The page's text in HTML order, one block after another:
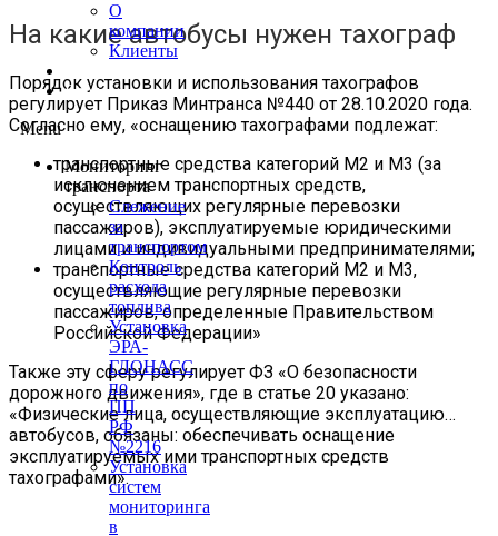
О
компании
Клиенты
Блог
Menu
Мониторинг
транспорта
Слежение
за
транспортом
Контроль
расхода
топлива
Установка
ЭРА-
ГЛОНАСС
по
ПП
РФ
№2216
Установка
систем
мониторинга
в
На какие автобусы нужен тахограф
Порядок установки и использования тахографов
регулирует Приказ Минтранса №440 от 28.10.2020 года.
Согласно ему, «оснащению тахографами подлежат:
транспортные средства категорий M2 и M3 (за
исключением транспортных средств,
осуществляющих регулярные перевозки
пассажиров), эксплуатируемые юридическими
лицами и индивидуальными предпринимателями;
транспортные средства категорий M2 и M3,
осуществляющие регулярные перевозки
пассажиров, определенные Правительством
Российской Федерации»
Также эту сферу регулирует ФЗ «О безопасности
дорожного движения», где в статье 20 указано:
«Физические лица, осуществляющие эксплуатацию…
автобусов, обязаны: обеспечивать оснащение
эксплуатируемых ими транспортных средств
тахографами».